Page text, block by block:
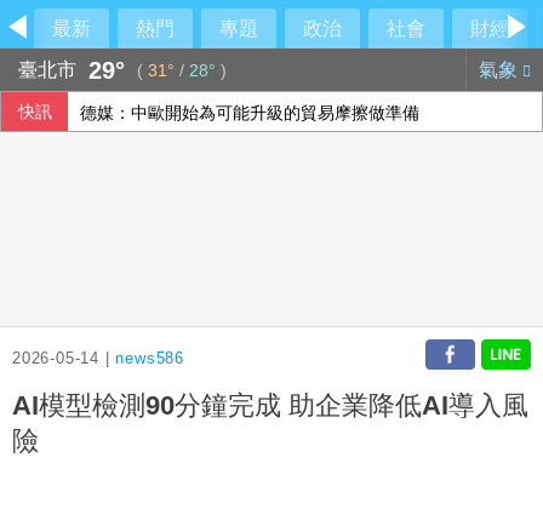
最新 熱門 專題 政治 社會
財經
臺北市 29° ( 31° / 28° ) 氣象
快訊 德媒：中歐開始為可能升級的貿易摩擦做準備
2026-05-14 |news586
AI模型檢測90分鐘完成 助企業降低AI導入風
險